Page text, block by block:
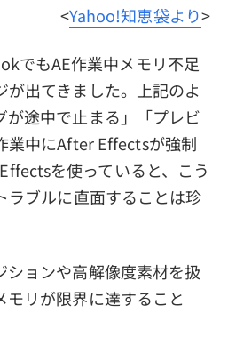
<Yahoo!知恵袋より>
でもAE作業中メモリ不足
が出てきました。上記のよ
が途中で止まる」「プレビ
業中にAfter Effectsが強制
を使っていると、こう
ラブルに直面することは珍
ションや高解像度素材を扱
モリが限界に達すること